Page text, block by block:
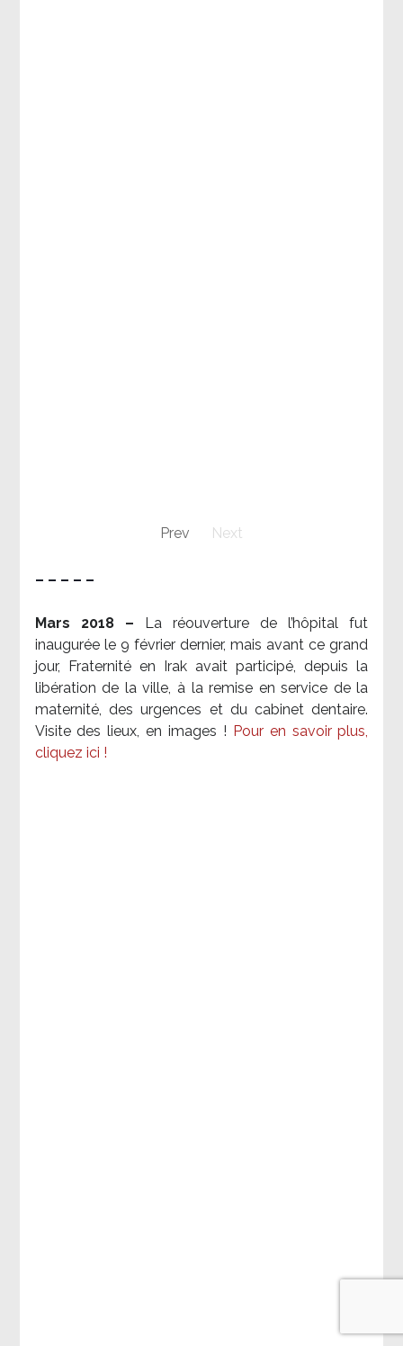
Prev Next
– – – – –
Mars 2018 –
La réouverture de l’hôpital fut
inaugurée le 9 février dernier, mais avant ce grand
jour, Fraternité en Irak avait participé, depuis la
libération de la ville, à la remise en service de la
maternité, des urgences et du cabinet dentaire.
Visite des lieux, en images ! Pour en savoir plus,
cliquez ici !